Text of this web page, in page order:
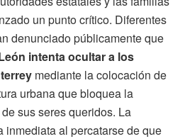
un punto crítico. Diferentes
denunciado públicamente que
intenta ocultar a los
mediante la colocación de
urbana que bloquea la
sus seres queridos. La
inmediata al percatarse de que